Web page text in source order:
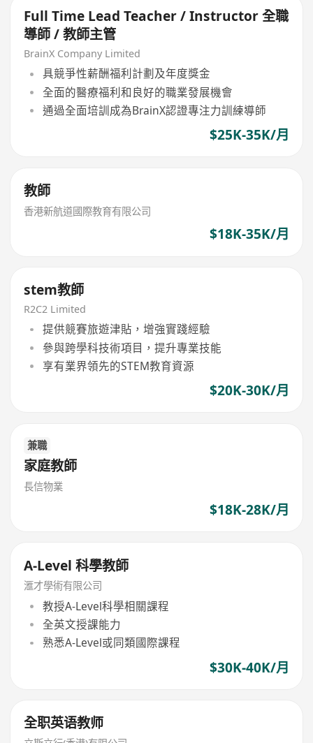
Full Time Lead Teacher / Instructor 全職
導師 / 教師主管
BrainX Company Limited
具競爭性薪酬福利計劃及年度獎金
全面的醫療福利和良好的職業發展機會
通過全面培訓成為BrainX認證專注力訓練導師
$25K-35K/月
教師
香港新航道國際教育有限公司
$18K-35K/月
stem教師
R2C2 Limited
提供競賽旅遊津貼，增強實踐經驗
參與跨學科技術項目，提升專業技能
享有業界領先的STEM教育資源
$20K-30K/月
兼職
家庭教師
長信物業
$18K-28K/月
A-Level 科學教師
滙才學術有限公司
教授A-Level科學相關課程
全英文授課能力
熟悉A-Level或同類國際課程
$30K-40K/月
全职英语教师